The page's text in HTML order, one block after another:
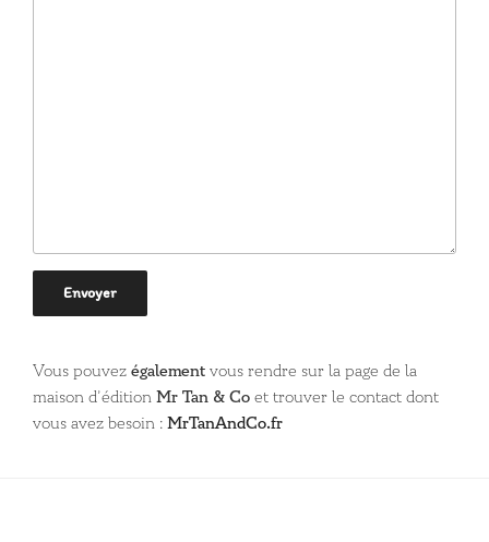
Vous pouvez également vous rendre sur la page de la
maison d’édition Mr Tan & Co et trouver le contact dont
vous avez besoin : MrTanAndCo.fr